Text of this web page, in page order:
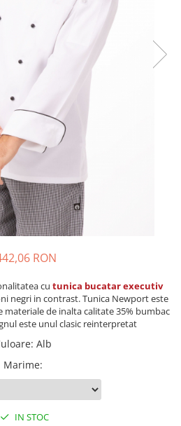
RON
cu tunica bucatar executiv
negri in contrast. Tunica Newport este
de inalta calitate 35% bumbac
este unul clasic reinterpretat
: Alb
Marime:
IN STOC